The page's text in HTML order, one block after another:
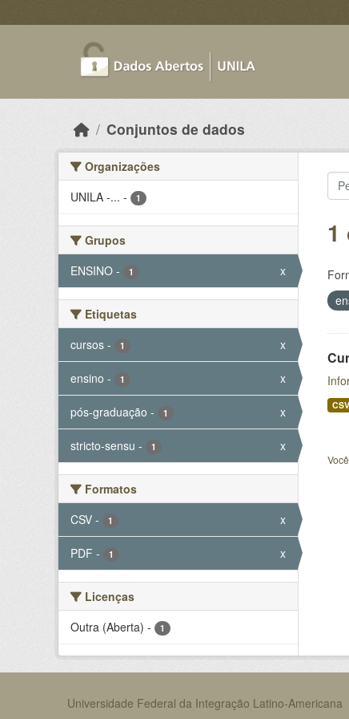
Conjuntos de dados
Organizações
UNILA -... - 1
Grupos
ENSINO - 1 x
Etiquetas
cursos - 1 x
ensino - 1 x
pós-graduação - 1 x
stricto-sensu - 1 x
Formatos
CSV - 1 x
PDF - 1 x
Licenças
Outra (Aberta) - 1
1
CSV
Universidade Federal da Integração Latino-Americana